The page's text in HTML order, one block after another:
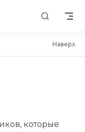
Наверх
которые